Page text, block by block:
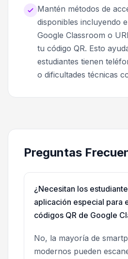
Mantén métodos de
disponibles incluyendo
Google Classroom o
tu código QR. Esto
estudiantes tienen
o dificultades técnicas
Preguntas
¿Necesitan los
aplicación especial para
códigos QR de Google
No, la mayoría de
modernos pueden